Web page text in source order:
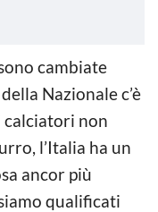
cambiate
Nazionale c’è
calciatori non
l’Italia ha un
ancor più
qualificati